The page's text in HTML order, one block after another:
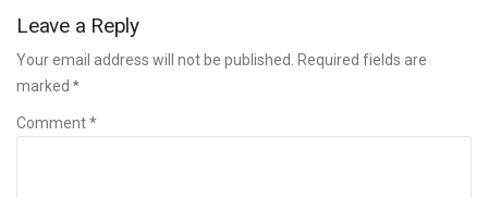
Leave a Reply
Your email address will not be published. Required fields are
marked *
Comment *